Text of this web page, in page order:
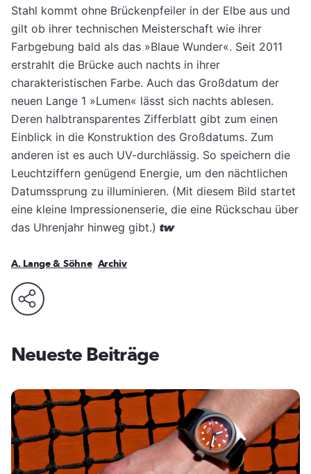
Stahl kommt ohne Brückenpfeiler in der Elbe aus und
gilt ob ihrer technischen Meisterschaft wie ihrer
Farbgebung bald als das »Blaue Wunder«. Seit 2011
erstrahlt die Brücke auch nachts in ihrer
charakteristischen Farbe. Auch das Großdatum der
neuen Lange 1 »Lumen« lässt sich nachts ablesen.
Deren halbtransparentes Zifferblatt gibt zum einen
Einblick in die Konstruktion des Großdatums. Zum
anderen ist es auch UV-durchlässig. So speichern die
Leuchtziffern genügend Energie, um den nächtlichen
Datumssprung zu illuminieren. (Mit diesem Bild startet
eine kleine Impressionenserie, die eine Rückschau über
das Uhrenjahr hinweg gibt.) tw
A. Lange & Söhne Archiv
Neueste Beiträge